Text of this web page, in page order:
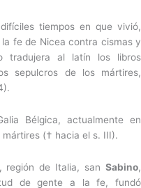
tiempos en que vivió,
fe de Nicea contra cismas y
tradujera al latín los libros
sepulcros de los mártires,
Bélgica, actualmente en
mártires († hacia el s. III).
región de Italia, san Sabino,
de gente a la fe, fundó